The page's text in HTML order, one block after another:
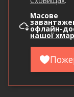
Масове
офлайн-
нашої